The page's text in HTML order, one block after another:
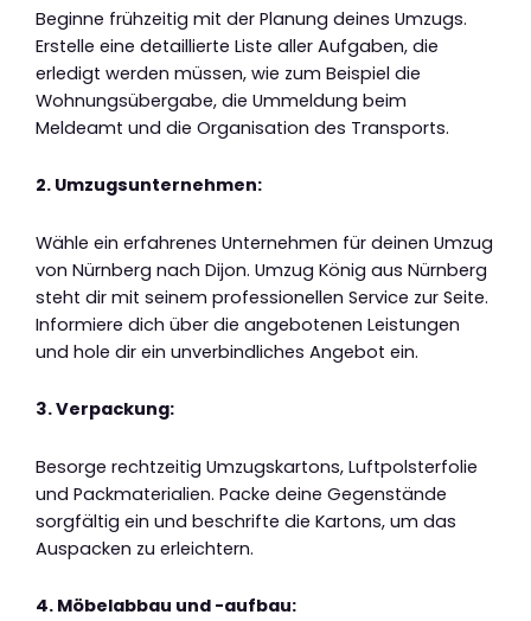
Beginne frühzeitig mit der Planung deines Umzugs.
Erstelle eine detaillierte Liste aller Aufgaben, die
erledigt werden müssen, wie zum Beispiel die
Wohnungsübergabe, die Ummeldung beim
Meldeamt und die Organisation des Transports.
2. Umzugsunternehmen:
Wähle ein erfahrenes Unternehmen für deinen Umzug
von Nürnberg nach Dijon. Umzug König aus Nürnberg
steht dir mit seinem professionellen Service zur Seite.
Informiere dich über die angebotenen Leistungen
und hole dir ein unverbindliches Angebot ein.
3. Verpackung:
Besorge rechtzeitig Umzugskartons, Luftpolsterfolie
und Packmaterialien. Packe deine Gegenstände
sorgfältig ein und beschrifte die Kartons, um das
Auspacken zu erleichtern.
4. Möbelabbau und -aufbau: